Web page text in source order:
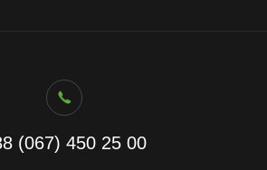
(067) 450 25 00